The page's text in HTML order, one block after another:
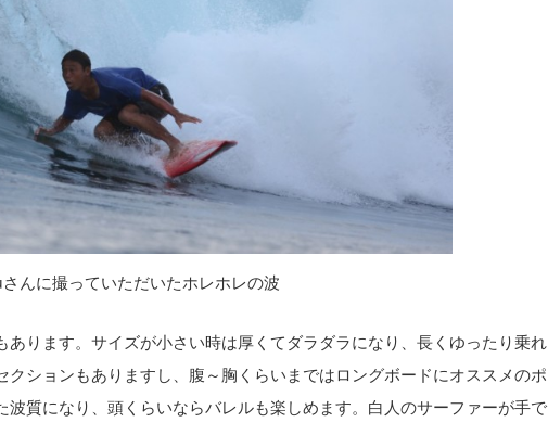
んに撮っていただいたホレホレの波
ります。サイズが小さい時は厚くてダラダラになり、長くゆったり乗れ
ションもありますし、腹～胸くらいまではロングボードにオススメのポ
質になり、頭くらいならバレルも楽しめます。白人のサーファーが手で